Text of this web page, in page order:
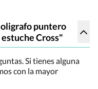
puntero
Cross"
Si tienes alguna
con la mayor